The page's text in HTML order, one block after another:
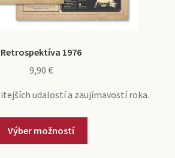
Retrospektíva 1976
9,90 €
udalostí a zaujímavostí roka.
Výber možností